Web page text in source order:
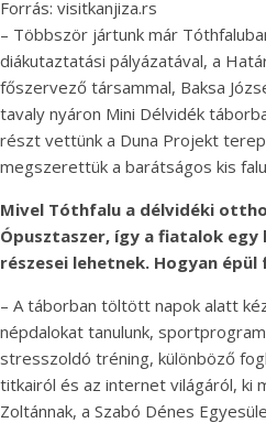
Forrás: visitkanjiza.rs
– Többször jártunk már
diákutaztatási pályázatával, a
főszervező társammal, Baksa
tavaly nyáron Mini Délvidék
részt vettünk a Duna Projekt
megszerettük a barátságos kis
Mivel Tóthfalu a délvidéki
Ópusztaszer, így a fiatalok
részesei lehetnek. Hogyan
– A táborban töltött napok alatt
népdalokat tanulunk,
stresszoldó tréning, különböző
titkairól és az internet világáról, ki
Zoltánnak, a Szabó Dénes